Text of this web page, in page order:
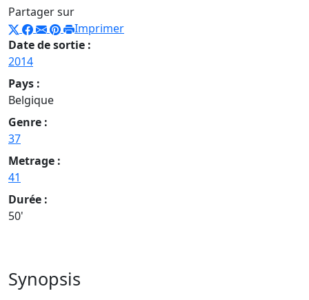
Partager sur
Imprimer
Date de sortie :
2014
Pays :
Belgique
Genre :
37
Metrage :
41
Durée :
50'
Synopsis